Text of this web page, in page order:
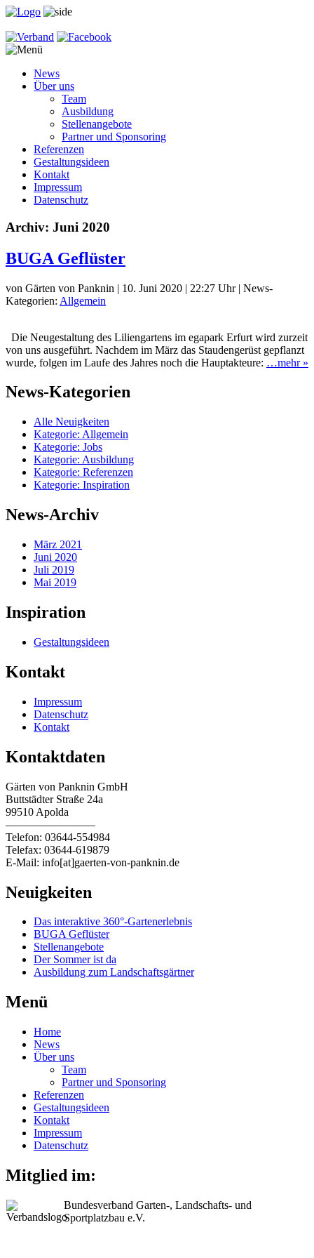
News
Über uns
Team
Ausbildung
Stellenangebote
Partner und Sponsoring
Referenzen
Gestaltungsideen
Kontakt
Impressum
Datenschutz
Archiv: Juni 2020
BUGA Geflüster
von Gärten von Panknin | 10. Juni 2020 | 22:27 Uhr | News-
Kategorien: Allgemein
Die Neugestaltung des Liliengartens im egapark Erfurt wird zurzeit
von uns ausgeführt. Nachdem im März das Staudengerüst gepflanzt
wurde, folgen im Laufe des Jahres noch die Hauptakteure: …mehr »
Suchen
nach:
News-Kategorien
Alle Neuigkeiten
Kategorie: Allgemein
Kategorie: Jobs
Kategorie: Ausbildung
Kategorie: Referenzen
Kategorie: Inspiration
News-Archiv
März 2021
Juni 2020
Juli 2019
Mai 2019
Inspiration
Gestaltungsideen
Kontakt
Impressum
Datenschutz
Kontakt
Kontaktdaten
Gärten von Panknin GmbH
Buttstädter Straße 24a
99510 Apolda
————————
Telefon: 03644-554984
Telefax: 03644-619879
E-Mail: info[at]gaerten-von-panknin.de
Neuigkeiten
Das interaktive 360°-Gartenerlebnis
BUGA Geflüster
Stellenangebote
Der Sommer ist da
Ausbildung zum Landschaftsgärtner
Menü
Home
News
Über uns
Team
Partner und Sponsoring
Referenzen
Gestaltungsideen
Kontakt
Impressum
Datenschutz
Mitglied im:
Bundesverband Garten-, Landschafts- und
Sportplatzbau e.V.